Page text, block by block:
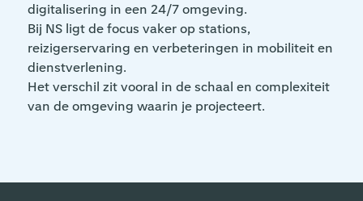
digitalisering in een 24/7 omgeving.
Bij NS ligt de focus vaker op stations,
reizigerservaring en verbeteringen in mobiliteit en
dienstverlening.
Het verschil zit vooral in de schaal en complexiteit
van de omgeving waarin je projecteert.